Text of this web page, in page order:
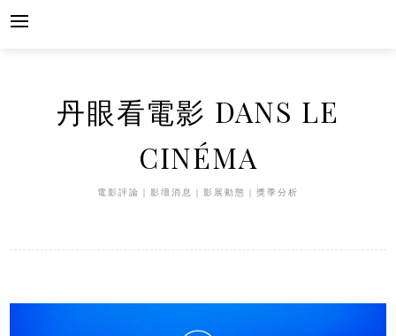
Skip
丹眼看電影 DANS LE
CINÉMA
電影評論｜影壇消息｜影展動態｜獎季分析